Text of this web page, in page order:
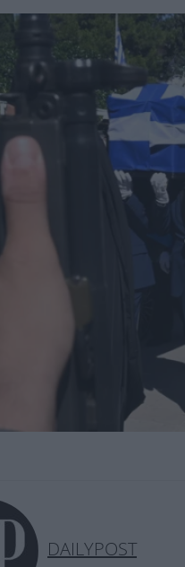
DAILYPOST